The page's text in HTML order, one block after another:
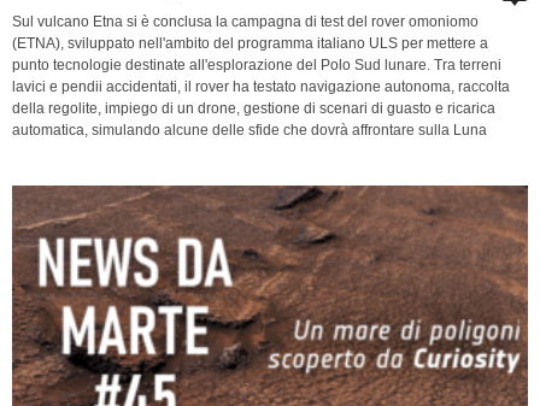
Sul vulcano Etna si è conclusa la campagna di test del rover omoniomo
(ETNA), sviluppato nell'ambito del programma italiano ULS per mettere a
punto tecnologie destinate all'esplorazione del Polo Sud lunare. Tra terreni
lavici e pendii accidentati, il rover ha testato navigazione autonoma, raccolta
della regolite, impiego di un drone, gestione di scenari di guasto e ricarica
automatica, simulando alcune delle sfide che dovrà affrontare sulla Luna